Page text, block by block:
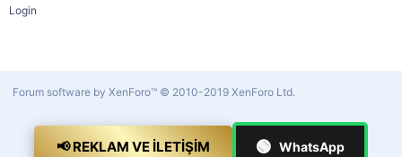
Login
Forum software by XenForo™ © 2010-2019 XenForo Ltd.
📢 REKLAM VE İLETIŞIM 🟢 WhatsApp